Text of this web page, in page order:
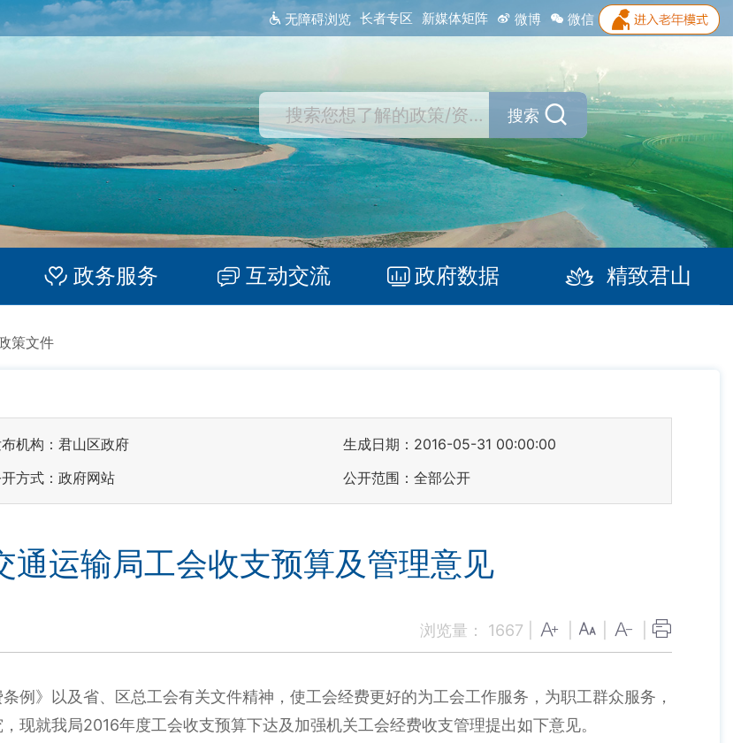
无障碍浏览 长者专区 新媒体矩阵 微博 微信
搜索
政务服务 互动交流 政府数据 精致君山
策文件
机构：君山区政府
生成日期：2016-05-31 00:00:00
方式：政府网站 公开范围：全部公开
通运输局工会收支预算及管理意见
浏览量： 1667
例》以及省、区总工会有关文件精神，使工会经费更好的为工会工作服务，为职工群众服务，
现就我局2016年度工会收支预算下达及加强机关工会经费收支管理提出如下意见。